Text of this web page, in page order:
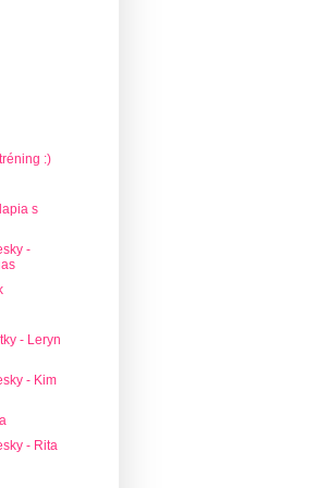
:)
s
-
- Leryn
- Kim
- Rita